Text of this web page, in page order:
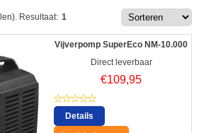
Resultaat: 1
Vijverpomp SuperEco NM-10.000
Direct leverbaar
€109,95
Details